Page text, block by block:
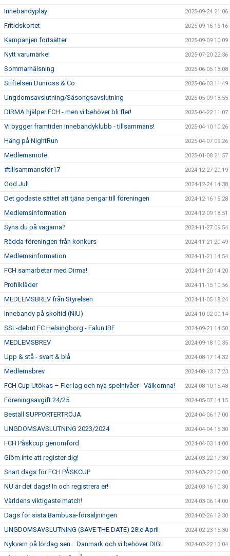
Innebandyplay 2025-09-24 21:06
Fritidskortet 2025-09-16 16:16
Kampanjen fortsätter 2025-09-09 10:09
Nytt varumärke! 2025-07-20 22:36
Sommarhälsning 2025-06-05 13:08
Stiftelsen Dunross & Co 2025-06-03 11:49
Ungdomsavslutning/Säsongsavslutning 2025-05-09 13:55
DIRMA hjälper FCH - men vi behöver bli fler! 2025-04-22 11:07
Vi bygger framtiden innebandyklubb - tillsammans! 2025-04-10 10:26
Häng på NightRun 2025-04-07 09:26
Medlemsmöte 2025-01-08 21:57
#tillsammansför17 2024-12-27 20:19
God Jul! 2024-12-24 14:38
Det godaste sättet att tjäna pengar till föreningen 2024-12-16 15:28
Medlemsinformation 2024-12-09 18:51
Syns du på vägarna? 2024-11-27 09:54
Rädda föreningen från konkurs 2024-11-21 20:49
Medlemsinformation 2024-11-21 14:54
FCH samarbetar med Dirma! 2024-11-20 14:20
Profilkläder 2024-11-15 10:56
MEDLEMSBREV från Styrelsen 2024-11-05 18:24
Innebandy på skoltid (NIU) 2024-10-02 00:14
SSL-debut FC Helsingborg - Falun IBF 2024-09-21 14:50
MEDLEMSBREV 2024-09-18 10:35
Upp & stå - svart & blå 2024-08-17 14:32
Medlemsbrev 2024-08-13 17:23
FCH Cup Utökas – Fler lag och nya spelnivåer - Välkomna! 2024-08-10 15:48
Föreningsavgift 24/25 2024-05-07 14:15
Beställ SUPPORTERTRÖJA 2024-04-06 17:00
UNGDOMSAVSLUTNING 2023/2024 2024-04-04 15:30
FCH Påskcup genomförd 2024-04-03 14:00
Glöm inte att register dig! 2024-03-22 17:30
Snart dags för FCH PÅSKCUP 2024-03-22 10:00
NU är det dags! In och registrera er! 2024-03-16 10:30
Världens viktigaste match! 2024-03-06 14:00
Dags för sista Bambusa-försäljningen 2024-02-26 12:30
UNGDOMSAVSLUTNING (SAVE THE DATE) 28:e April 2024-02-23 15:30
Nykvarn på lördag sen... Danmark och vi behöver DIG! 2024-02-22 13:04